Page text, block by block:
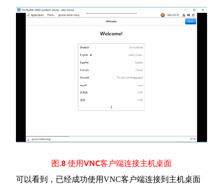
图.8 使用VNC客户端连接主机桌面
可以看到，已经成功使用VNC客户端连接到主机桌面